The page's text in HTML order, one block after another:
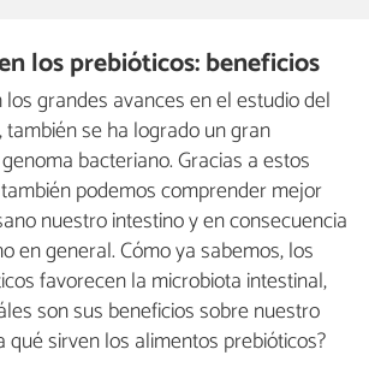
los prebióticos: beneficios
grandes avances en el estudio del
se ha logrado un gran
bacteriano. Gracias a estos
podemos comprender mejor
nuestro intestino y en consecuencia
en general. Cómo ya sabemos, los
favorecen la microbiota intestinal,
son sus beneficios sobre nuestro
qué sirven los alimentos prebióticos?